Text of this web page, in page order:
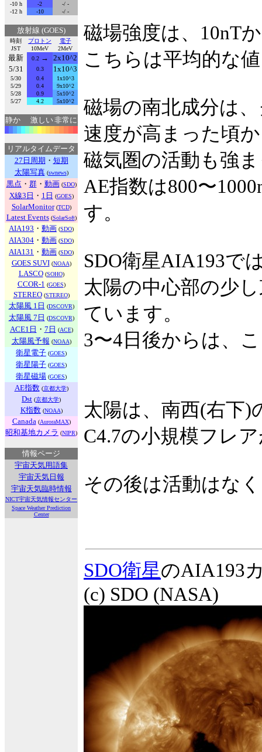
-10 h
-2
-/ -
-12 h
-10 -/ -
放射線 (GOES)
時刻
JST
プロトン
10MeV
電子
2MeV
最新 0.2→
2x10^2
5/31
0.3 1x10^3
5/30 0.4
1x10^3
5/29
0.4
9x10^2
5/28
0.9
5x10^2
5/27
4.2 5x10^2
静か 激しい非常に
リアルタイムデータ
27日周期 ・ 短期
太陽写真(swnews)
黒点 ・ 群・ 動画 (SDO)
X線3日 ・ 1日 (GOES)
SolarMonitor(TCD)
Latest Events(SolarSoft)
AIA193 ・ 動画 (SDO)
AIA304 ・ 動画 (SDO)
AIA131 ・ 動画 (SDO)
GOES SUVI (NOAA)
LASCO(SOHO)
CCOR-1 (GOES)
STEREO(STEREO)
太陽風 1日 (DSCOVR)
太陽風 7日 (DSCOVR)
ACE1日 ・ 7日 (ACE)
太陽風予報 (NOAA)
衛星電子 (GOES)
衛星陽子 (GOES)
衛星磁場 (GOES)
AE指数(京都大学)
Dst (京都大学)
K指数(NOAA)
Canada (AuroraMAX)
昭和基地カメラ (NIPR)
情報ページ
宇宙天気用語集
宇宙天気日報
宇宙天気臨時情報
NICT宇宙天気情報センター
Space Weather Prediction
Center
磁場強度は、10nT
こちらは平均的な
磁場の南北成分は
速度が高まった頃
磁気圏の活動も強
AE指数は800〜
す。
SDO衛星AIA193で
太陽の中心部の少
ています。
3〜4日後からは、
太陽は、南西(右下)
C4.7の小規模フレ
その後は活動はな
SDO衛星のAIA193
(c) SDO (NASA)